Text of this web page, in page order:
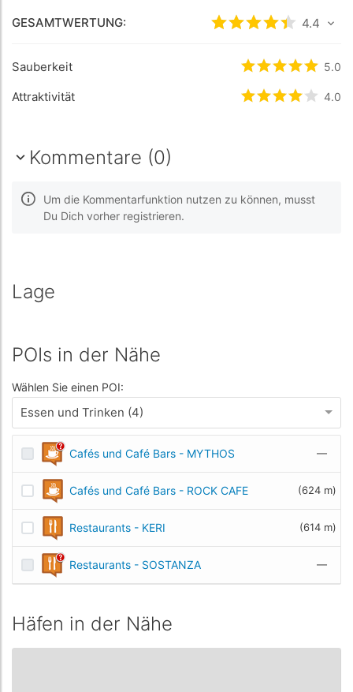
GESAMTWERTUNG: bewertet4.4/5
4.4
Sauberkeit bewertet5 /5
5.0
Attraktivität bewertet4 /5
4.0
Kommentare (0)
Um die Kommentarfunktion nutzen zu können, musst
Du Dich vorher registrieren.
Lage
POIs in der Nähe
Wählen Sie einen POI:
Essen und Trinken (4)
Cafés und Café Bars - MYTHOS —
Cafés und Café Bars - ROCK CAFE (624 m)
Restaurants - KERI (614 m)
Restaurants - SOSTANZA —
Häfen in der Nähe